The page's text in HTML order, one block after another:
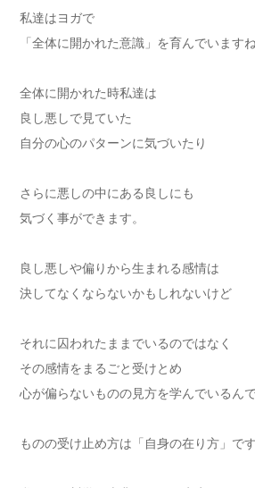
私達はヨガで
「全体に開かれた意識」を育んでいますね
全体に開かれた時私達は
良し悪しで見ていた
自分の心のパターンに気づいたり
さらに悪しの中にある良しにも
気づく事ができます。
良し悪しや偏りから生まれる感情は
決してなくならないかもしれないけど
それに囚われたままでいるのではなく
その感情をまるごと受けとめ
心が偏らないものの見方を学んでいるんで
ものの受け止め方は「自身の在り方」です